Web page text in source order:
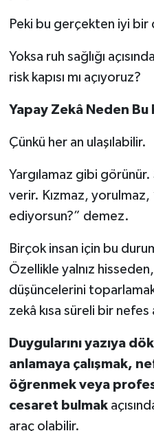
Peki bu gerçekten iyi bir
Yoksa ruh sağlığı
risk kapısı mı açıyoruz?
Yapay Zekâ Neden Bu
Çünkü her an ulaşılabilir.
Yargılamaz gibi görünür.
verir. Kızmaz, yorulmaz,
ediyorsun?” demez.
Birçok insan için bu
Özellikle yalnız
düşüncelerini
zekâ kısa süreli bir nefes
Duygularını yazıya
anlamaya çalışmak,
öğrenmek veya
cesaret bulmak
araç olabilir.